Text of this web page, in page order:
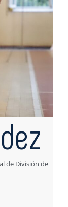
de División de